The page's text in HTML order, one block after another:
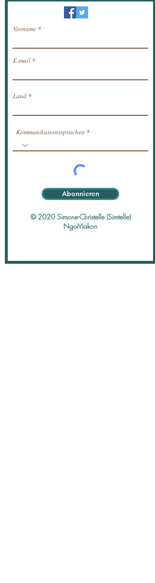
Newsletter / erhalten Nachrichten per E-Mail.
Vorname
E-mail
Land
Kommunikationssprachen
Abonnieren
© 2020 Simone-Christelle (Simtelle)
NgoMakon